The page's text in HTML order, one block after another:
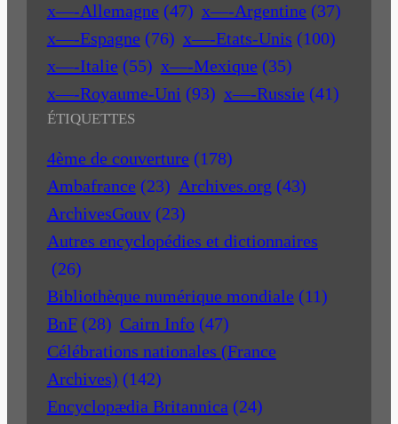
x—-Allemagne (47) x—-Argentine (37)
x—-Espagne (76) x—-Etats-Unis (100)
x—-Italie (55) x—-Mexique (35)
x—-Royaume-Uni (93) x—-Russie (41)
ÉTIQUETTES
4ème de couverture (178)
Ambafrance (23) Archives.org (43)
ArchivesGouv (23)
Autres encyclopédies et dictionnaires
(26)
Bibliothèque numérique mondiale (11)
BnF (28) Cairn Info (47)
Célébrations nationales (France
Archives) (142)
Encyclopædia Britannica (24)